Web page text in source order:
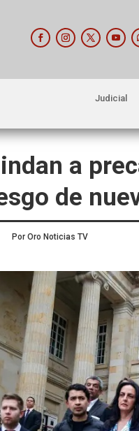
Judicial
a
de
Por Oro Noticias TV